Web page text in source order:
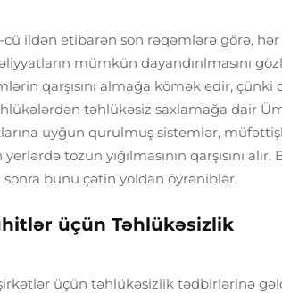
ildən etibarən son rəqəmlərə görə,
mümkün dayandırılmasını
qarşısını almağa kömək edir, çünki
təhlükəsiz saxlamağa dair
uyğun qurulmuş sistemlər,
tozun yığılmasının qarşısını alır.
bunu çətin yoldan öyrəniblər.
üçün Təhlükəsizlik
üçün təhlükəsizlik tədbirlərinə